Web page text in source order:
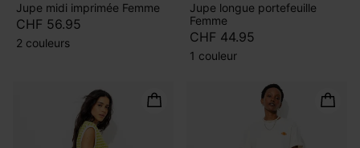
Jupe midi imprimée Femme
CHF 56.95
2 couleurs
Jupe longue portefeuille
Femme
CHF 44.95
1 couleur